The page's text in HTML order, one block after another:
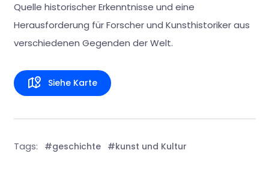
Quelle historischer Erkenntnisse und eine
Herausforderung für Forscher und Kunsthistoriker aus
verschiedenen Gegenden der Welt.
Siehe Karte
Tags: #geschichte #kunst und Kultur